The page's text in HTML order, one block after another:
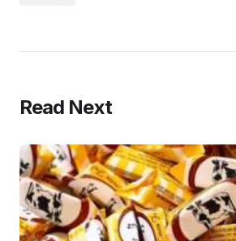
Read Next